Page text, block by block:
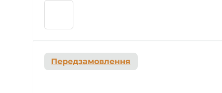
Передзамовлення